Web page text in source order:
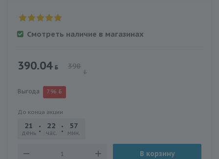
Смотреть наличие в магазинах
390.04 398
Выгода 7.96
До конца акции
21
день
22
час.
57
мин.
В корзину